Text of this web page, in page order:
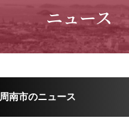
ニュース
南市のニュース